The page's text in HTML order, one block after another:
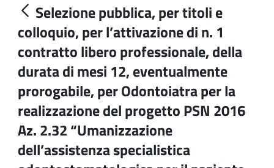
Selezione pubblica, per titoli e
colloquio, per l’attivazione di n. 1
contratto libero professionale, della
durata di mesi 12, eventualmente
prorogabile, per Odontoiatra per la
realizzazione del progetto PSN 2016
Az. 2.32 “Umanizzazione
dell’assistenza specialistica